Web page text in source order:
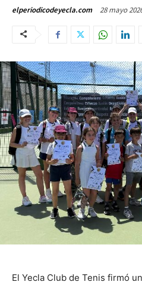
elperiodicodeyecla.com 28 mayo
El Yecla Club de Tenis firmó